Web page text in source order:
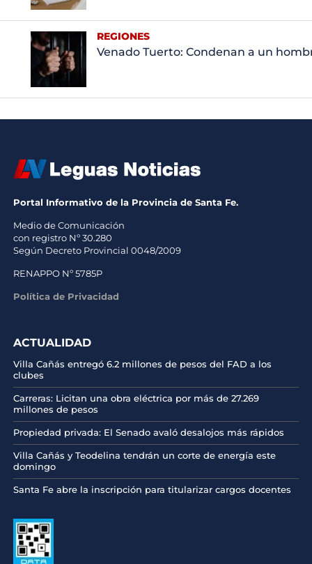
REGIONES
Venado Tuerto: Condenan a un
Portal Informativo de la Provincia de Santa Fe.
Medio de Comunicación
con registro Nº 30.280
Según Decreto Provincial 0048/2009
RENAPPO Nº 5785P
Política de Privacidad
ACTUALIDAD
Villa Cañás entregó 6.2 millones de pesos del FAD a los
clubes
Carreras: Licitan una obra eléctrica por más de 27.269
millones de pesos
Propiedad privada: El Senado avaló desalojos más rápidos
Villa Cañás y Teodelina tendrán un corte de energía este
domingo
Santa Fe abre la inscripción para titularizar cargos docentes